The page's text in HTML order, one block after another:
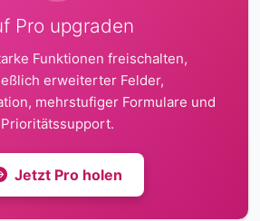
Pro upgraden
Funktionen freischalten,
erweiterter Felder,
mehrstufiger Formulare und
Prioritätssupport.
Jetzt Pro holen